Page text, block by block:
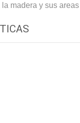
madera y sus